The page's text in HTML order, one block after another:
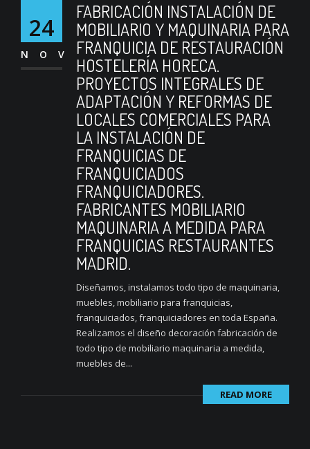
24
NOV
FABRICACIÓN INSTALACIÓN DE
MOBILIARIO Y MAQUINARIA PARA
FRANQUICIA DE RESTAURACIÓN
HOSTELERÍA HORECA.
PROYECTOS INTEGRALES DE
ADAPTACIÓN Y REFORMAS DE
LOCALES COMERCIALES PARA
LA INSTALACIÓN DE
FRANQUICIAS DE
FRANQUICIADOS
FRANQUICIADORES.
FABRICANTES MOBILIARIO
MAQUINARIA A MEDIDA PARA
FRANQUICIAS RESTAURANTES
MADRID.
Diseñamos, instalamos todo tipo de maquinaria,
muebles, mobiliario para franquicias,
franquiciados, franquiciadores en toda España.
Realizamos el diseño decoración fabricación de
todo tipo de mobiliario maquinaria a medida,
muebles de...
READ MORE